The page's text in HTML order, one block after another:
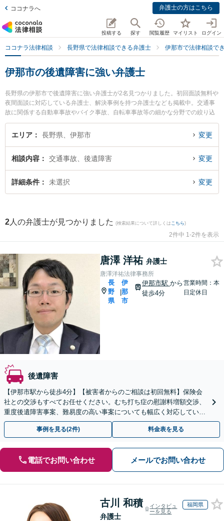
ココナラへ 弁護士の方はこちら
投稿する 探す 閲覧履歴 マイリスト ログイン
ココナラ法律相談 長野県で法律相談できる弁護士 伊那市で法律相談で
伊那市の後遺障害に強い弁護士
長野県の伊那市で後遺障害に強い弁護士が2名見つかりました。初回面談無料や
夜間面談に対応している弁護士、解決事例を持つ弁護士なども掲載中。交通事
故に関係する自動車事故やバイク事故、自転車事故等の細かな分野での絞り込
み検索もでき便利です。特に唐澤洋祐法律事務所の唐澤 洋祐弁護士やひなた法
律事務所の太田 明良弁護士のプロフィール情報や弁護士費用、強みなどが注目
を検索したい』『初回相談無料で後遺障害を法律相談できる伊那市内の弁護士
に相談予約したい』などでお困りの相談者さんにおすすめです。
エリア 長野県、伊那市 変更
相談内容 交通事故、後遺障害 変更
詳細条件 未選択 変更
2 人の弁護士が見つかりました (検索結果について詳しくは こちら)
2件中 1-2件を表示
唐澤 洋祐 弁護士
唐澤洋祐法律事務所
長
野
県
|
伊
那
市
伊那市駅 から
徒歩4分
営業時間：本
日定休日
後遺障害
【伊那市駅から徒歩4分】【被害者からのご相談は初回無料】保険会
社との交渉もすべてお任せください。むち打ち症の慰謝料増額交渉、
重度後遺障害事案、難易度の高い事案についても幅広く対応していま
す。【夜間面談可】
事例を見る(2件) 料金表を見る
電話でお問い合わせ メールでお問い合わせ
古川 和積
弁護士
インタビュ
ーを見る
福岡県